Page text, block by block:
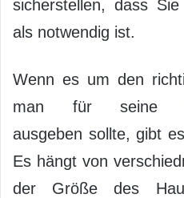
sicherstellen, dass
als notwendig ist.
Wenn es um den
man für seine
ausgeben sollte, gibt
Es hängt von
der Größe des